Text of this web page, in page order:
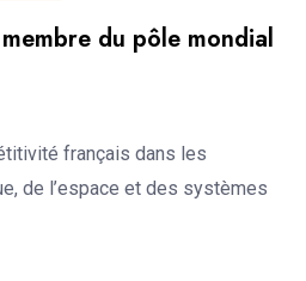
du pôle mondial
français dans les
de l’espace et des systèmes